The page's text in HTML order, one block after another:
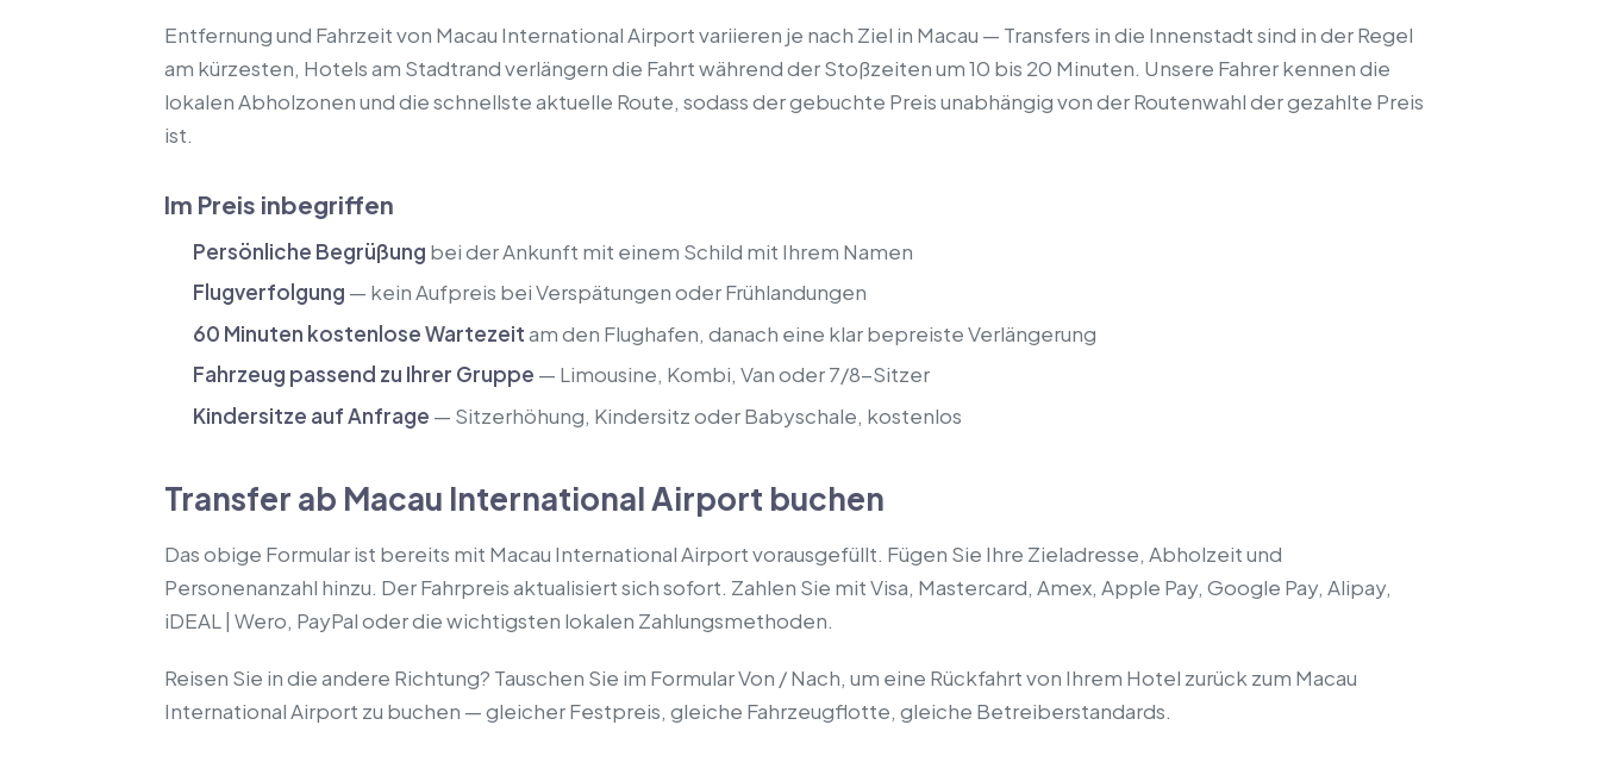
Entfernung und Fahrzeit von Macau International Airport variieren je nach Ziel in Macau — Transfers in die Innenstadt sind in der Regel
am kürzesten, Hotels am Stadtrand verlängern die Fahrt während der Stoßzeiten um 10 bis 20 Minuten. Unsere Fahrer kennen die
lokalen Abholzonen und die schnellste aktuelle Route, sodass der gebuchte Preis unabhängig von der Routenwahl der gezahlte Preis
ist.
Im Preis inbegriffen
Persönliche Begrüßung bei der Ankunft mit einem Schild mit Ihrem Namen
Flugverfolgung — kein Aufpreis bei Verspätungen oder Frühlandungen
60 Minuten kostenlose Wartezeitam den Flughafen, danach eine klar bepreiste Verlängerung
Fahrzeug passend zu Ihrer Gruppe — Limousine, Kombi, Van oder 7/8-Sitzer
Kindersitze auf Anfrage — Sitzerhöhung, Kindersitz oder Babyschale, kostenlos
Transfer ab Macau International Airport buchen
Das obige Formular ist bereits mit Macau International Airport vorausgefüllt. Fügen Sie Ihre Zieladresse, Abholzeit und
Personenanzahl hinzu. Der Fahrpreis aktualisiert sich sofort. Zahlen Sie mit Visa, Mastercard, Amex, Apple Pay, Google Pay, Alipay,
iDEAL | Wero, PayPal oder die wichtigsten lokalen Zahlungsmethoden.
Reisen Sie in die andere Richtung? Tauschen Sie im Formular Von / Nach, um eine Rückfahrt von Ihrem Hotel zurück zum Macau
International Airport zu buchen — gleicher Festpreis, gleiche Fahrzeugflotte, gleiche Betreiberstandards.